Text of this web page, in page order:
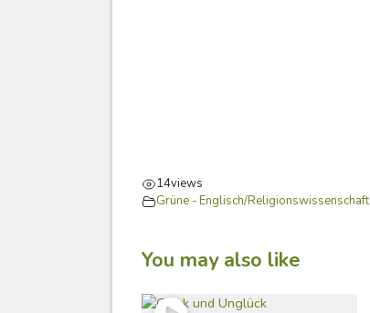
14views
Grüne - Englisch/Religionswissenschaft
You may also like